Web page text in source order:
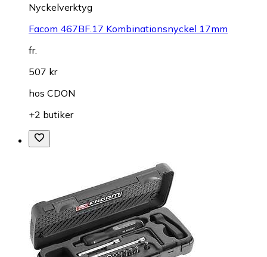
Nyckelverktyg
Facom 467BF.17 Kombinationsnyckel 17mm
fr.
507 kr
hos CDON
+2 butiker